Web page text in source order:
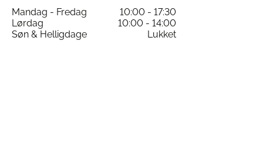
Mandag - Fredag
10:00 - 17:30
Lørdag
10:00 - 14:00
Søn & Helligdage
Lukket